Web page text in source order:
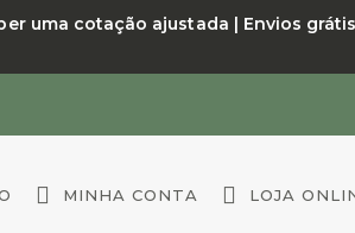
uma cotação ajustada | Envios
MINHA CONTA LOJA